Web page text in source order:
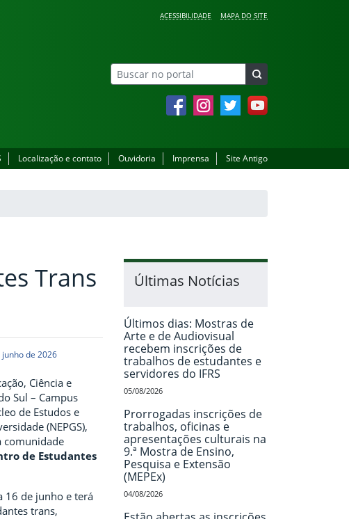
ACESSIBILIDADE MAPA DO SITE
FacebookInstagramTwitter YouTube
Localização e contato Ouvidoria Imprensa Site Antigo
Trans
de 2026
Ciência e
Sul – Campus
de Estudos e
(NEPGS),
comunidade
de Estudantes
16 de junho e terá
trans,
Últimas Notícias
Últimos dias: Mostras de
Arte e de Audiovisual
recebem inscrições de
trabalhos de estudantes e
servidores do IFRS
05/08/2026
Prorrogadas inscrições de
trabalhos, oficinas e
apresentações culturais na
9.ª Mostra de Ensino,
Pesquisa e Extensão
(MEPEx)
04/08/2026